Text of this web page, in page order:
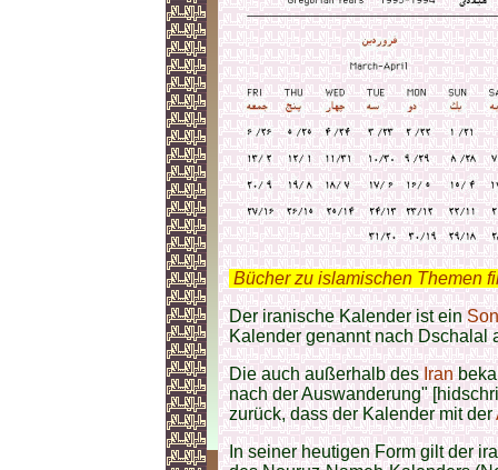
Bücher zu islamischen Themen
Der iranische Kalender ist ein
Kalender genannt nach Dschalal
Die auch außerhalb des Iran
nach der Auswanderung"
zurück, dass der Kalender mit der
In seiner heutigen Form gilt der